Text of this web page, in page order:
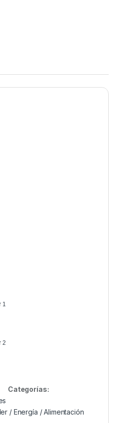
1
2
Categorías:
/ Energía / Alimentación